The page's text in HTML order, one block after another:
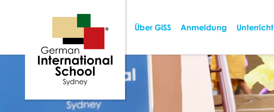
Über GISS Anmeldung Unterricht